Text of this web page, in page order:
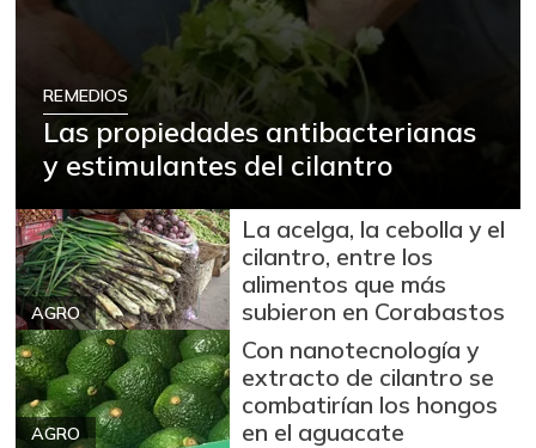
REMEDIOS
Las propiedades antibacterianas
y estimulantes del cilantro
AGRO
La acelga, la cebolla y el
cilantro, entre los
alimentos que más
subieron en Corabastos
AGRO
Con nanotecnología y
extracto de cilantro se
combatirían los hongos
en el aguacate